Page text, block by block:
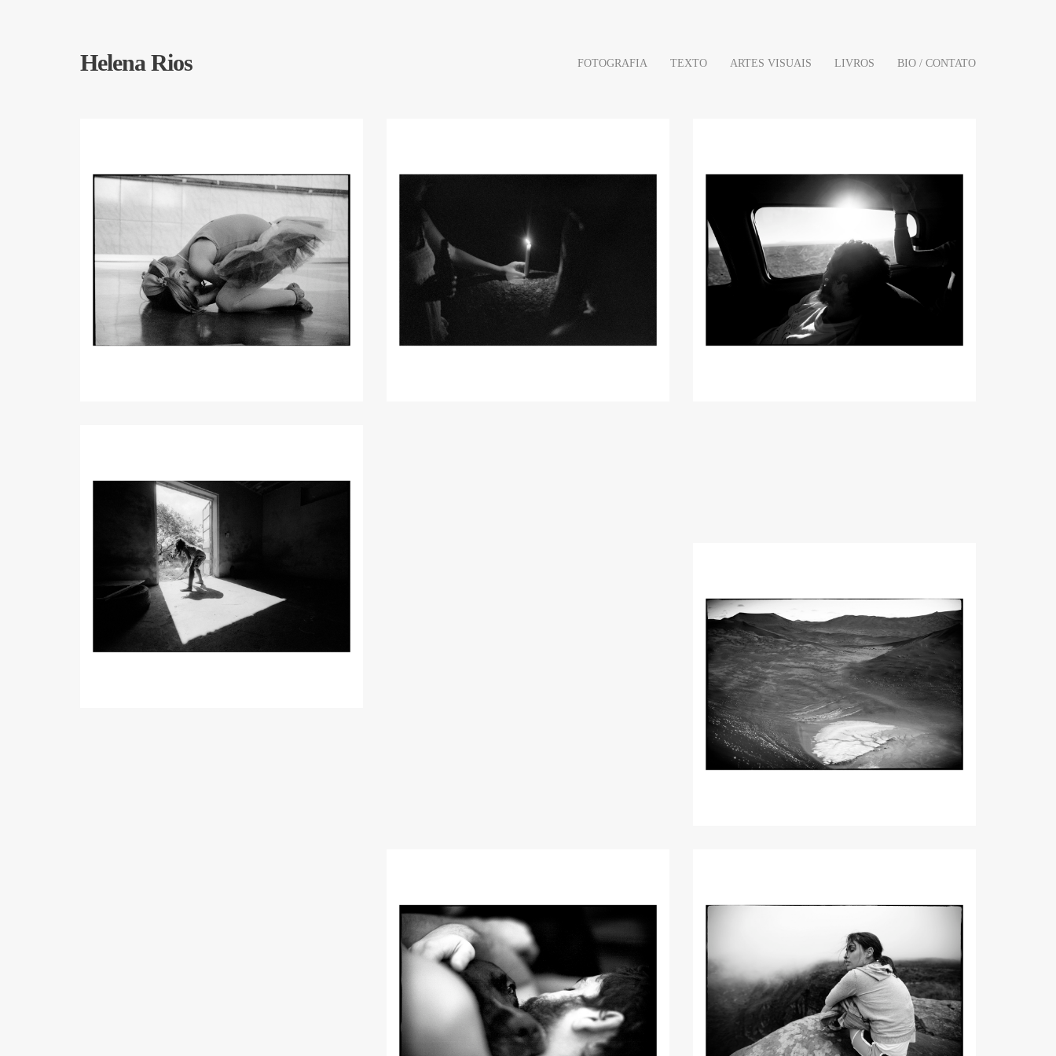
Helena Rios FOTOGRAFIA TEXTO ARTES VISUAIS LIVROS BIO / CONTATO